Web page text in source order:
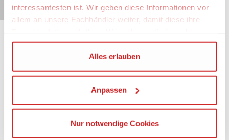
interessantesten ist. Wir geben diese Informationen vor
allem an unsere Fachhändler weiter, damit diese ihre
Wir verwenden den Google Tag Manager um weitere
Dienste einzubinden.
Wenn Sie auf „Alles erlauben“, klicken, werden ein Teil
Ihrer personenbezogener Daten in die USA übertragen.
Die USA ist ein Drittland, dass nicht von einem
Alles erlauben
Anpassen
Nur notwendige Cookies
Impressum
Nutzungsbedingungen
Mitgliederportal